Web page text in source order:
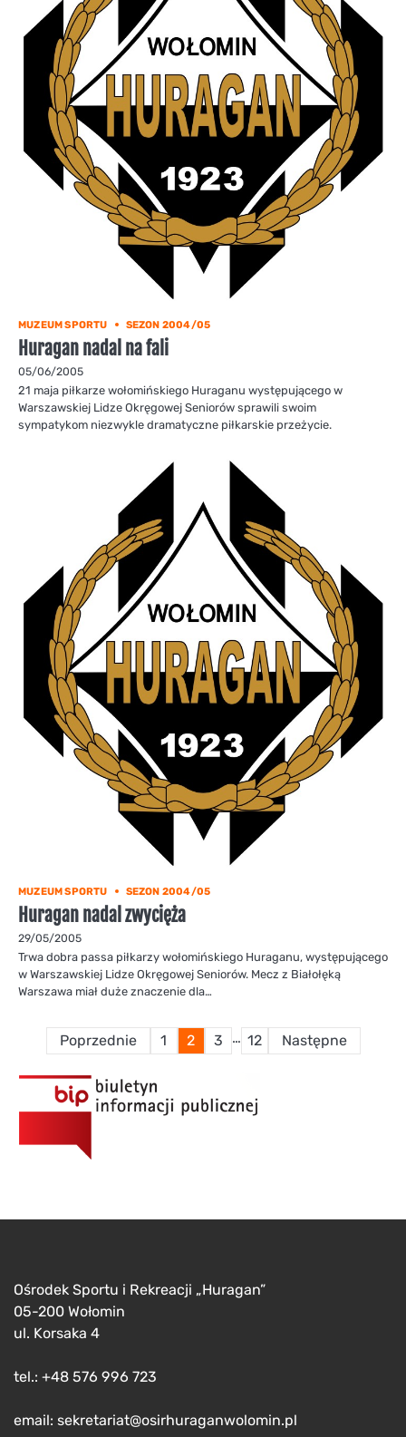
MUZEUM SPORTU SEZON 2004/05
Huragan nadal na fali
05/06/2005
21 maja piłkarze wołomińskiego Huraganu występującego w
Warszawskiej Lidze Okręgowej Seniorów sprawili swoim
sympatykom niezwykle dramatyczne piłkarskie przeżycie.
MUZEUM SPORTU SEZON 2004/05
Huragan nadal zwycięża
29/05/2005
Trwa dobra passa piłkarzy wołomińskiego Huraganu, występującego
w Warszawskiej Lidze Okręgowej Seniorów. Mecz z Białołęką
Warszawa miał duże znaczenie dla…
Stronicowanie
Poprzednie 1 2 3 … 12 Następne
Ośrodek Sportu i Rekreacji „Huragan”
05-200 Wołomin
ul. Korsaka 4
tel.: +48 576 996 723
email: sekretariat@osirhuraganwolomin.pl